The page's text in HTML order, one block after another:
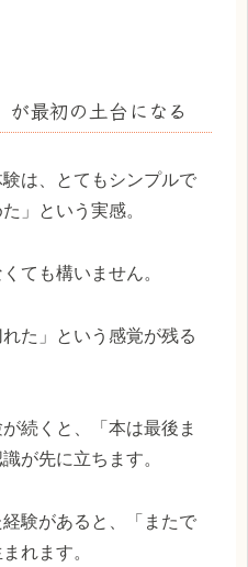
が最初の土台になる
は、とてもシンプルで
」という実感。
ても構いません。
た」という感覚が残る
続くと、「本は最後ま
が先に立ちます。
験があると、「またで
れます。